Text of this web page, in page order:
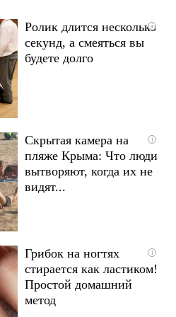
i
Ролик длится несколько
секунд, а смеяться вы
будете долго
i
Скрытая камера на
пляже Крыма: Что люди
вытворяют, когда их не
видят...
i
Грибок на ногтях
стирается как ластиком!
Простой домашний
метод